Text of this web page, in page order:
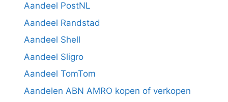
Aandeel PostNL
Aandeel Randstad
Aandeel Shell
Aandeel Sligro
Aandeel TomTom
Aandelen ABN AMRO kopen of verkopen